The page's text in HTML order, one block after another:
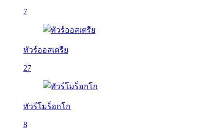
7
ทัวร์ออสเตรีย
27
ทัวร์โมร็อกโก
8